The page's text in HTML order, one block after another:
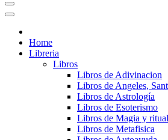
Home
Libreria
Libros
Libros de Adivinacion
Libros de Angeles,
Libros de Astrología
Libros de Esoterismo
Libros de Magia y
Libros de Metafisica